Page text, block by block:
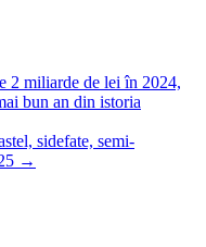
2 miliarde de lei în 2024,
bun an din istoria
sidefate, semi-
→